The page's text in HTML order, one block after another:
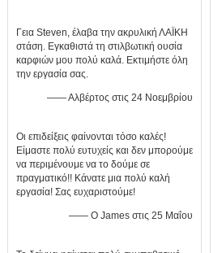
Γεια Steven, έλαβα την ακρυλική ΛΑΪΚΗ
στάση. Εγκαθιστά τη στιλβωτική ουσία
καρφιών μου πολύ καλά. Εκτιμήστε όλη
την εργασία σας.
—— Αλβέρτος στις 24 Νοεμβρίου
Οι επιδείξεις φαίνονται τόσο καλές!
Είμαστε πολύ ευτυχείς και δεν μπορούμε
να περιμένουμε να το δούμε σε
πραγματικό!! Κάνατε μια πολύ καλή
εργασία! Σας ευχαριστούμε!
—— Ο James στις 25 Μαΐου